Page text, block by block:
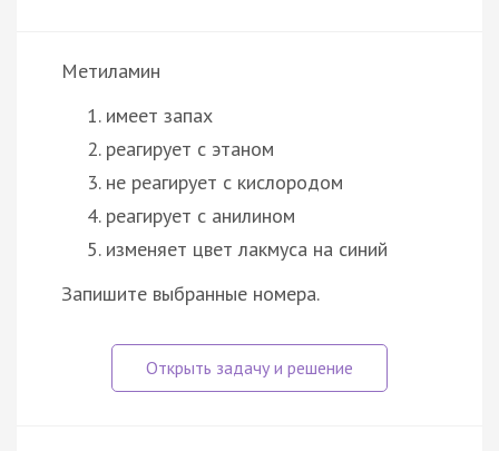
Метиламин
имеет запах
реагирует с этаном
не реагирует с кислородом
реагирует с анилином
изменяет цвет лакмуса на синий
Запишите выбранные номера.